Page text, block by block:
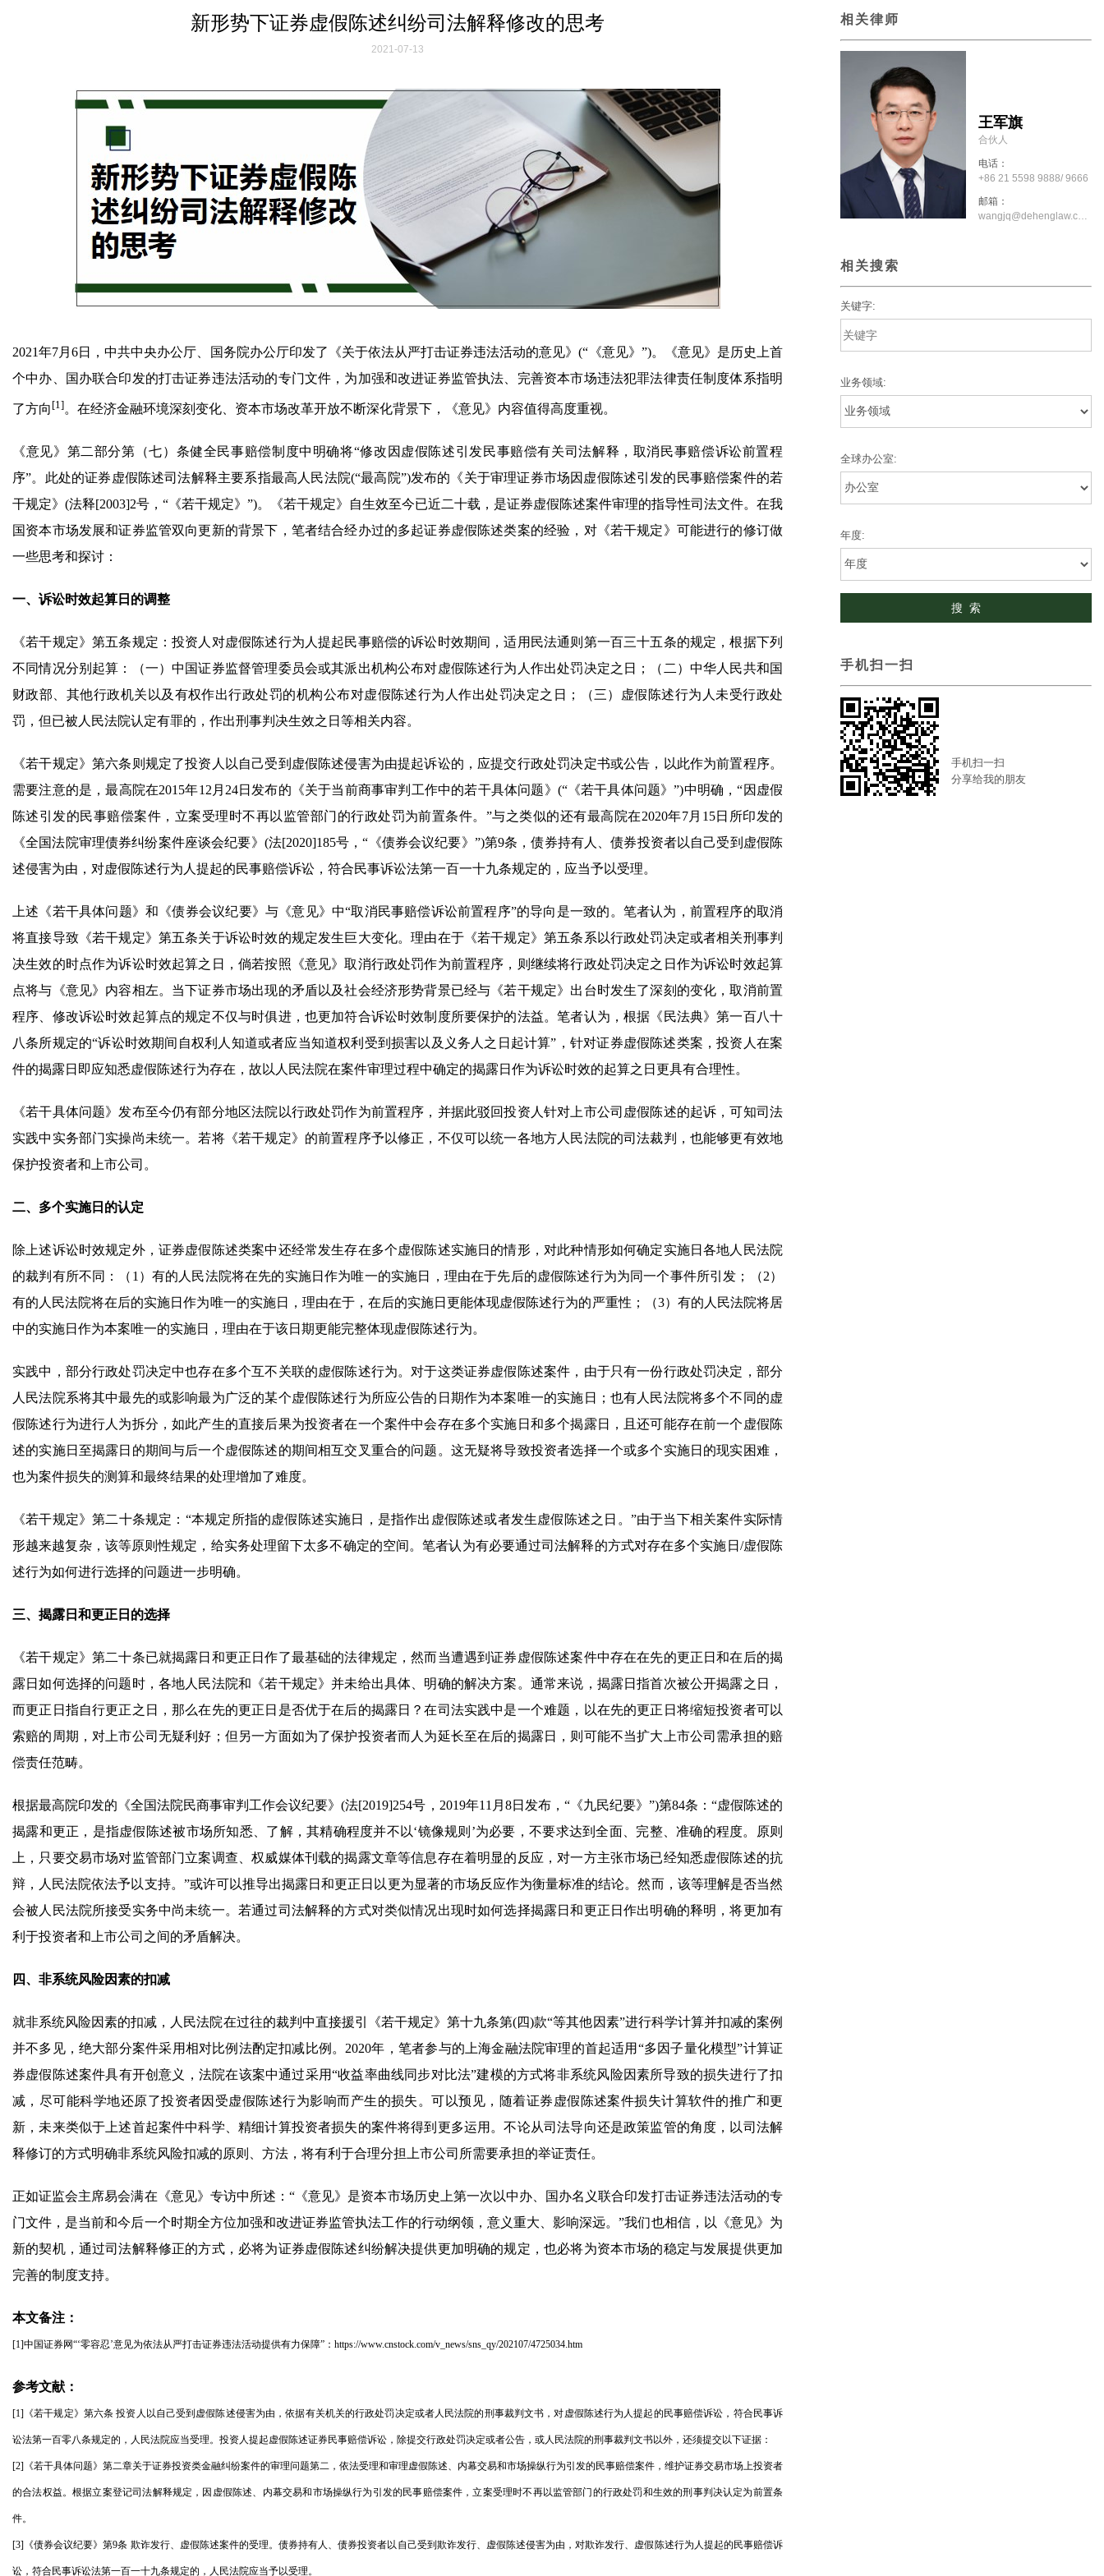
新形势下证券虚假陈述纠纷司法解释修改的思考
2021-07-13
2021年7月6日，中共中央办公厅、国务院办公厅印发了《关于依法从严打击证券违法活动的意见》(“《意见》”)。《意见》是历史上首
个中办、国办联合印发的打击证券违法活动的专门文件，为加强和改进证券监管执法、完善资本市场违法犯罪法律责任制度体系指明
了方向 [1]。在经济金融环境深刻变化、资本市场改革开放不断深化背景下，《意见》内容值得高度重视。
《意见》第二部分第（七）条健全民事赔偿制度中明确将“修改因虚假陈述引发民事赔偿有关司法解释，取消民事赔偿诉讼前置程
序”。此处的证券虚假陈述司法解释主要系指最高人民法院(“最高院”)发布的《关于审理证券市场因虚假陈述引发的民事赔偿案件的若
干规定》(法释[2003]2号，“《若干规定》”)。《若干规定》自生效至今已近二十载，是证券虚假陈述案件审理的指导性司法文件。在我
国资本市场发展和证券监管双向更新的背景下，笔者结合经办过的多起证券虚假陈述类案的经验，对《若干规定》可能进行的修订做
一些思考和探讨：
一、诉讼时效起算日的调整
《若干规定》第五条规定：投资人对虚假陈述行为人提起民事赔偿的诉讼时效期间，适用民法通则第一百三十五条的规定，根据下列
不同情况分别起算：（一）中国证券监督管理委员会或其派出机构公布对虚假陈述行为人作出处罚决定之日；（二）中华人民共和国
财政部、其他行政机关以及有权作出行政处罚的机构公布对虚假陈述行为人作出处罚决定之日；（三）虚假陈述行为人未受行政处
罚，但已被人民法院认定有罪的，作出刑事判决生效之日等相关内容。
《若干规定》第六条则规定了投资人以自己受到虚假陈述侵害为由提起诉讼的，应提交行政处罚决定书或公告，以此作为前置程序。
需要注意的是，最高院在2015年12月24日发布的《关于当前商事审判工作中的若干具体问题》(“《若干具体问题》”)中明确，“因虚假
陈述引发的民事赔偿案件，立案受理时不再以监管部门的行政处罚为前置条件。”与之类似的还有最高院在2020年7月15日所印发的
《全国法院审理债券纠纷案件座谈会纪要》(法[2020]185号，“《债券会议纪要》”)第9条，债券持有人、债券投资者以自己受到虚假陈
述侵害为由，对虚假陈述行为人提起的民事赔偿诉讼，符合民事诉讼法第一百一十九条规定的，应当予以受理。
上述《若干具体问题》和《债券会议纪要》与《意见》中“取消民事赔偿诉讼前置程序”的导向是一致的。笔者认为，前置程序的取消
将直接导致《若干规定》第五条关于诉讼时效的规定发生巨大变化。理由在于《若干规定》第五条系以行政处罚决定或者相关刑事判
决生效的时点作为诉讼时效起算之日，倘若按照《意见》取消行政处罚作为前置程序，则继续将行政处罚决定之日作为诉讼时效起算
点将与《意见》内容相左。当下证券市场出现的矛盾以及社会经济形势背景已经与《若干规定》出台时发生了深刻的变化，取消前置
程序、修改诉讼时效起算点的规定不仅与时俱进，也更加符合诉讼时效制度所要保护的法益。笔者认为，根据《民法典》第一百八十
八条所规定的“诉讼时效期间自权利人知道或者应当知道权利受到损害以及义务人之日起计算”，针对证券虚假陈述类案，投资人在案
件的揭露日即应知悉虚假陈述行为存在，故以人民法院在案件审理过程中确定的揭露日作为诉讼时效的起算之日更具有合理性。
《若干具体问题》发布至今仍有部分地区法院以行政处罚作为前置程序，并据此驳回投资人针对上市公司虚假陈述的起诉，可知司法
实践中实务部门实操尚未统一。若将《若干规定》的前置程序予以修正，不仅可以统一各地方人民法院的司法裁判，也能够更有效地
保护投资者和上市公司。
二、多个实施日的认定
除上述诉讼时效规定外，证券虚假陈述类案中还经常发生存在多个虚假陈述实施日的情形，对此种情形如何确定实施日各地人民法院
的裁判有所不同：（1）有的人民法院将在先的实施日作为唯一的实施日，理由在于先后的虚假陈述行为为同一个事件所引发；（2）
有的人民法院将在后的实施日作为唯一的实施日，理由在于，在后的实施日更能体现虚假陈述行为的严重性；（3）有的人民法院将居
中的实施日作为本案唯一的实施日，理由在于该日期更能完整体现虚假陈述行为。
实践中，部分行政处罚决定中也存在多个互不关联的虚假陈述行为。对于这类证券虚假陈述案件，由于只有一份行政处罚决定，部分
人民法院系将其中最先的或影响最为广泛的某个虚假陈述行为所应公告的日期作为本案唯一的实施日；也有人民法院将多个不同的虚
假陈述行为进行人为拆分，如此产生的直接后果为投资者在一个案件中会存在多个实施日和多个揭露日，且还可能存在前一个虚假陈
述的实施日至揭露日的期间与后一个虚假陈述的期间相互交叉重合的问题。这无疑将导致投资者选择一个或多个实施日的现实困难，
也为案件损失的测算和最终结果的处理增加了难度。
《若干规定》第二十条规定：“本规定所指的虚假陈述实施日，是指作出虚假陈述或者发生虚假陈述之日。”由于当下相关案件实际情
形越来越复杂，该等原则性规定，给实务处理留下太多不确定的空间。笔者认为有必要通过司法解释的方式对存在多个实施日/虚假陈
述行为如何进行选择的问题进一步明确。
三、揭露日和更正日的选择
《若干规定》第二十条已就揭露日和更正日作了最基础的法律规定，然而当遭遇到证券虚假陈述案件中存在在先的更正日和在后的揭
露日如何选择的问题时，各地人民法院和《若干规定》并未给出具体、明确的解决方案。通常来说，揭露日指首次被公开揭露之日，
而更正日指自行更正之日，那么在先的更正日是否优于在后的揭露日？在司法实践中是一个难题，以在先的更正日将缩短投资者可以
索赔的周期，对上市公司无疑利好；但另一方面如为了保护投资者而人为延长至在后的揭露日，则可能不当扩大上市公司需承担的赔
偿责任范畴。
根据最高院印发的《全国法院民商事审判工作会议纪要》(法[2019]254号，2019年11月8日发布，“《九民纪要》”)第84条：“虚假陈述的
揭露和更正，是指虚假陈述被市场所知悉、了解，其精确程度并不以‘镜像规则’为必要，不要求达到全面、完整、准确的程度。原则
上，只要交易市场对监管部门立案调查、权威媒体刊载的揭露文章等信息存在着明显的反应，对一方主张市场已经知悉虚假陈述的抗
辩，人民法院依法予以支持。”或许可以推导出揭露日和更正日以更为显著的市场反应作为衡量标准的结论。然而，该等理解是否当然
会被人民法院所接受实务中尚未统一。若通过司法解释的方式对类似情况出现时如何选择揭露日和更正日作出明确的释明，将更加有
利于投资者和上市公司之间的矛盾解决。
四、非系统风险因素的扣减
就非系统风险因素的扣减，人民法院在过往的裁判中直接援引《若干规定》第十九条第(四)款“等其他因素”进行科学计算并扣减的案例
并不多见，绝大部分案件采用相对比例法酌定扣减比例。2020年，笔者参与的上海金融法院审理的首起适用“多因子量化模型”计算证
券虚假陈述案件具有开创意义，法院在该案中通过采用“收益率曲线同步对比法”建模的方式将非系统风险因素所导致的损失进行了扣
减，尽可能科学地还原了投资者因受虚假陈述行为影响而产生的损失。可以预见，随着证券虚假陈述案件损失计算软件的推广和更
新，未来类似于上述首起案件中科学、精细计算投资者损失的案件将得到更多运用。不论从司法导向还是政策监管的角度，以司法解
释修订的方式明确非系统风险扣减的原则、方法，将有利于合理分担上市公司所需要承担的举证责任。
正如证监会主席易会满在《意见》专访中所述：“《意见》是资本市场历史上第一次以中办、国办名义联合印发打击证券违法活动的专
门文件，是当前和今后一个时期全方位加强和改进证券监管执法工作的行动纲领，意义重大、影响深远。”我们也相信，以《意见》为
新的契机，通过司法解释修正的方式，必将为证券虚假陈述纠纷解决提供更加明确的规定，也必将为资本市场的稳定与发展提供更加
完善的制度支持。
本文备注：
[1]中国证券网“‘零容忍’意见为依法从严打击证券违法活动提供有力保障”：https://www.cnstock.com/v_news/sns_qy/202107/4725034.htm
参考文献：
[1]《若干规定》第六条 投资人以自己受到虚假陈述侵害为由，依据有关机关的行政处罚决定或者人民法院的刑事裁判文书，对虚假陈述行为人提起的民事赔偿诉讼，符合民事诉
讼法第一百零八条规定的，人民法院应当受理。投资人提起虚假陈述证券民事赔偿诉讼，除提交行政处罚决定或者公告，或人民法院的刑事裁判文书以外，还须提交以下证据：
[2]《若干具体问题》第二章关于证券投资类金融纠纷案件的审理问题第二，依法受理和审理虚假陈述、内幕交易和市场操纵行为引发的民事赔偿案件，维护证券交易市场上投资者
的合法权益。根据立案登记司法解释规定，因虚假陈述、内幕交易和市场操纵行为引发的民事赔偿案件，立案受理时不再以监管部门的行政处罚和生效的刑事判决认定为前置条
件。
[3]《债券会议纪要》第9条 欺诈发行、虚假陈述案件的受理。债券持有人、债券投资者以自己受到欺诈发行、虚假陈述侵害为由，对欺诈发行、虚假陈述行为人提起的民事赔偿诉
讼，符合民事诉讼法第一百一十九条规定的，人民法院应当予以受理。
相关律师
王军旗
合伙人
电话：
+86 21 5598 9888/ 9666
邮箱：
wangjq@dehenglaw.com
相关搜索
关键字:
业务领域:
全球办公室:
年度:
手机扫一扫
手机扫一扫
分享给我的朋友